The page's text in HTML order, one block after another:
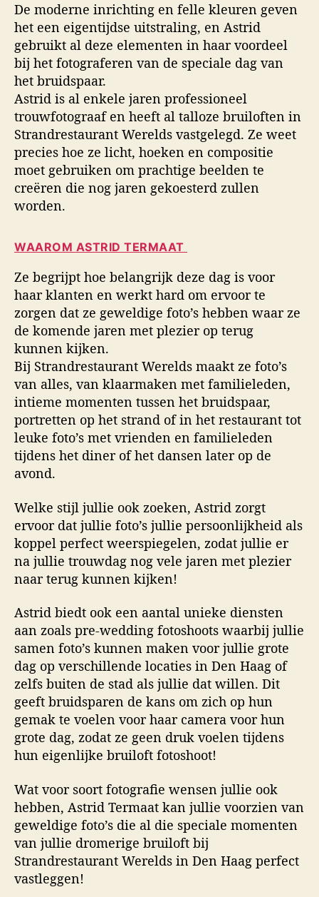
De moderne inrichting en felle kleuren geven
het een eigentijdse uitstraling, en Astrid
gebruikt al deze elementen in haar voordeel
bij het fotograferen van de speciale dag van
het bruidspaar.
Astrid is al enkele jaren professioneel
trouwfotograaf en heeft al talloze bruiloften in
Strandrestaurant Werelds vastgelegd. Ze weet
precies hoe ze licht, hoeken en compositie
moet gebruiken om prachtige beelden te
creëren die nog jaren gekoesterd zullen
worden.
WAAROM ASTRID TERMAAT
Ze begrijpt hoe belangrijk deze dag is voor
haar klanten en werkt hard om ervoor te
zorgen dat ze geweldige foto’s hebben waar ze
de komende jaren met plezier op terug
kunnen kijken.
Bij Strandrestaurant Werelds maakt ze foto’s
van alles, van klaarmaken met familieleden,
intieme momenten tussen het bruidspaar,
portretten op het strand of in het restaurant tot
leuke foto’s met vrienden en familieleden
tijdens het diner of het dansen later op de
avond.
Welke stijl jullie ook zoeken, Astrid zorgt
ervoor dat jullie foto’s jullie persoonlijkheid als
koppel perfect weerspiegelen, zodat jullie er
na jullie trouwdag nog vele jaren met plezier
naar terug kunnen kijken!
Astrid biedt ook een aantal unieke diensten
aan zoals pre-wedding fotoshoots waarbij jullie
samen foto’s kunnen maken voor jullie grote
dag op verschillende locaties in Den Haag of
zelfs buiten de stad als jullie dat willen. Dit
geeft bruidsparen de kans om zich op hun
gemak te voelen voor haar camera voor hun
grote dag, zodat ze geen druk voelen tijdens
hun eigenlijke bruiloft fotoshoot!
Wat voor soort fotografie wensen jullie ook
hebben, Astrid Termaat kan jullie voorzien van
geweldige foto’s die al die speciale momenten
van jullie dromerige bruiloft bij
Strandrestaurant Werelds in Den Haag perfect
vastleggen!